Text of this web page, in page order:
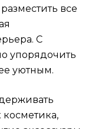
все
С
упорядочить
уютным.